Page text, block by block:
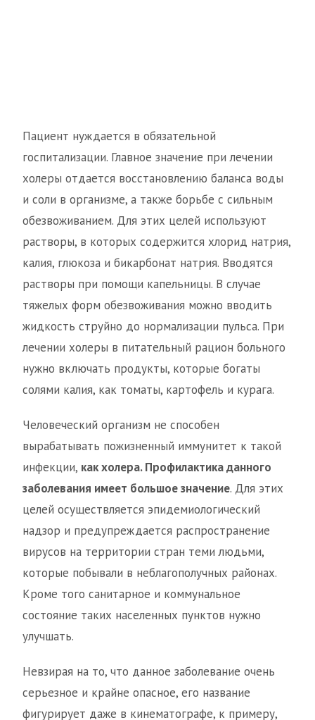
Пациент нуждается в обязательной
госпитализации. Главное значение при лечении
холеры отдается восстановлению баланса воды
и соли в организме, а также борьбе с сильным
обезвоживанием. Для этих целей используют
растворы, в которых содержится хлорид натрия,
калия, глюкоза и бикарбонат натрия. Вводятся
растворы при помощи капельницы. В случае
тяжелых форм обезвоживания можно вводить
жидкость струйно до нормализации пульса. При
лечении холеры в питательный рацион больного
нужно включать продукты, которые богаты
солями калия, как томаты, картофель и курага.
Человеческий организм не способен
вырабатывать пожизненный иммунитет к такой
инфекции, как холера. Профилактика данного
заболевания имеет большое значение. Для этих
целей осуществляется эпидемиологический
надзор и предупреждается распространение
вирусов на территории стран теми людьми,
которые побывали в неблагополучных районах.
Кроме того санитарное и коммунальное
состояние таких населенных пунктов нужно
улучшать.
Невзирая на то, что данное заболевание очень
серьезное и крайне опасное, его название
фигурирует даже в кинематографе, к примеру,